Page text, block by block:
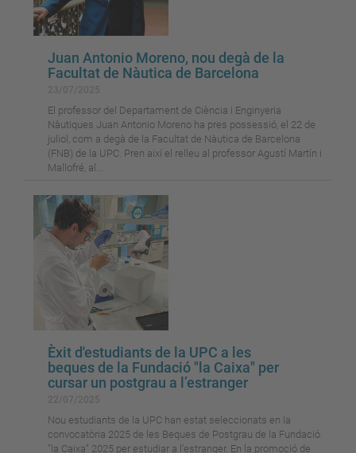
Juan Antonio Moreno, nou degà de la
Facultat de Nàutica de Barcelona
El professor del Departament de Ciència i Enginyeria
Nàutiques Juan Antonio Moreno ha pres possessió, el 22 de
juliol, com a degà de la Facultat de Nàutica de Barcelona
(FNB) de la UPC. Pren així el relleu al professor Agustí Martín i
Mallofré, al...
Èxit d'estudiants de la UPC a les
beques de la Fundació "la Caixa" per
cursar un postgrau a l’estranger
Nou estudiants de la UPC han estat seleccionats en la
convocatòria 2025 de les Beques de Postgrau de la Fundació
"la Caixa" 2025 per estudiar a l’estranger. En la promoció de